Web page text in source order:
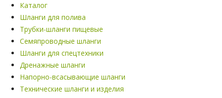
Каталог
Шланги для полива
Трубки-шланги пищевые
Семяпроводные шланги
Шланги для спецтехники
Дренажные шланги
Напорно-всасывающие шланги
Технические шланги и изделия